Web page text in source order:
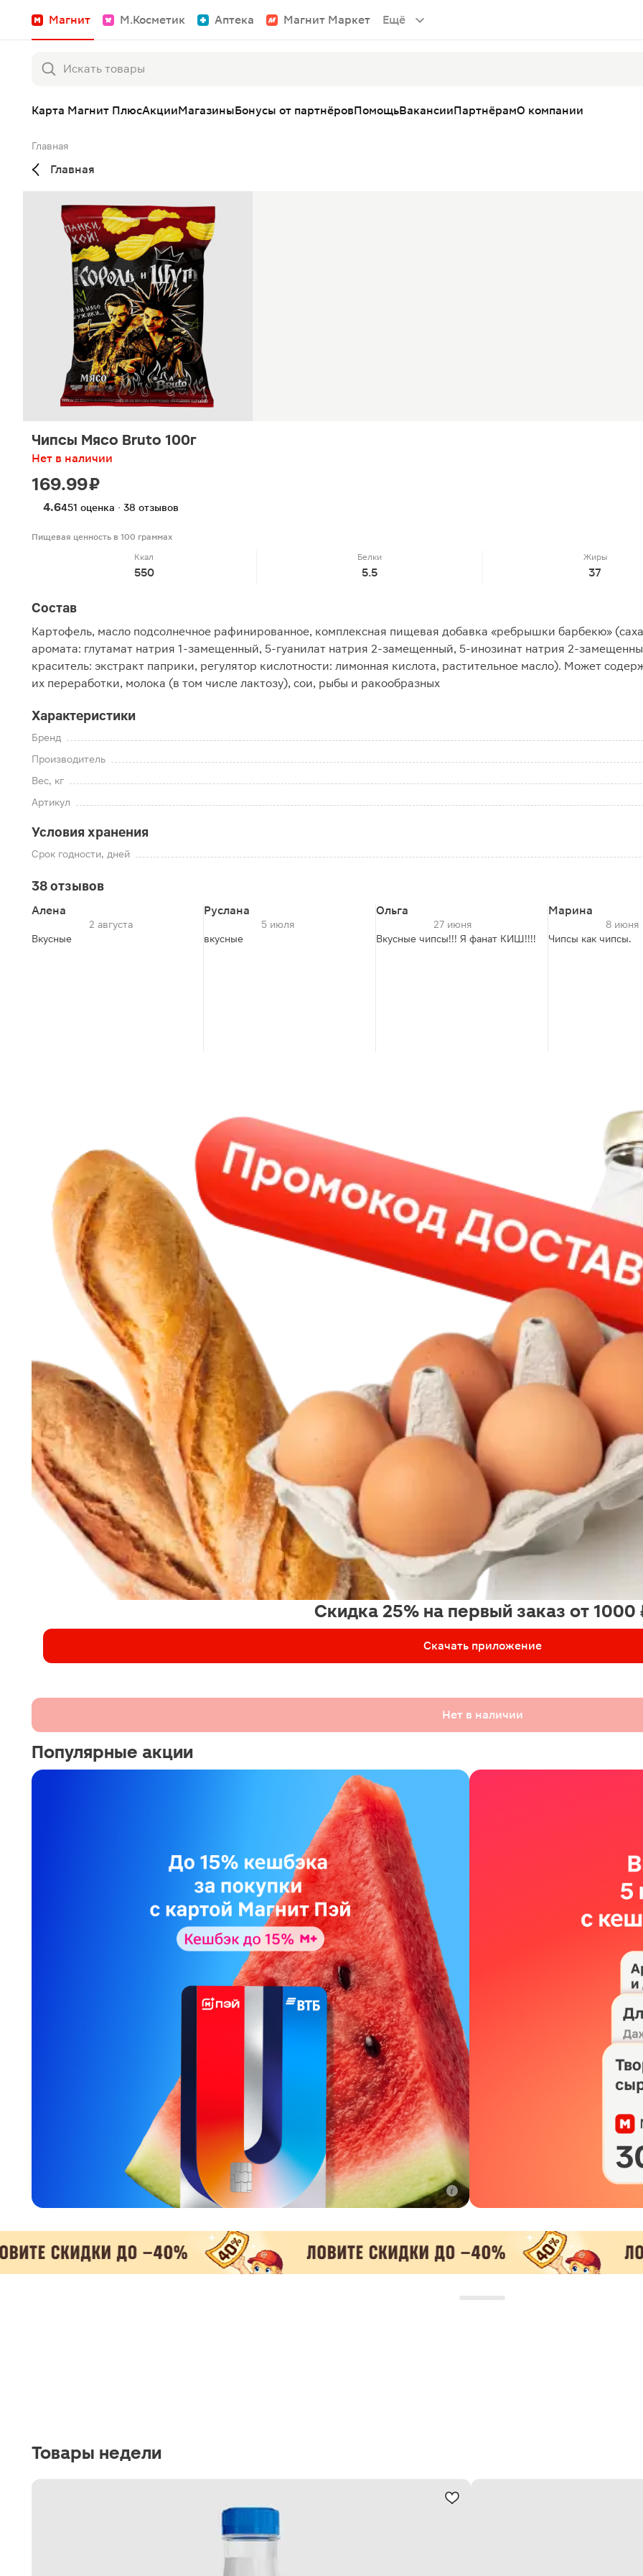
Магнит М.Косметик Аптека Магнит Маркет Ещё
Карта Магнит ПлюсАкцииМагазиныБонусы от партнёровПомощьВакансииПартнёрамО компании
Главная
Главная
Чипсы Мясо Bruto 100г
Нет в наличии
169.99 ₽
4.6451 оценка · 38 отзывов
Пищевая ценность в 100 граммах
Ккал
550
Белки
5.5
Жиры
37
Состав
Картофель, масло подсолнечное рафинированное, комплексная пищевая добавка «ребрышки барбекю»
аромата: глутамат натрия 1-замещенный, 5-гуанилат натрия 2-замещенный, 5-инозинат натрия 2-
краситель: экстракт паприки, регулятор кислотности: лимонная кислота, растительное масло). Может
их переработки, молока (в том числе лактозу), сои, рыбы и ракообразных
Характеристики
Бренд
Производитель
Вес, кг
Артикул
Условия хранения
Срок годности, дней
38 отзывов
Алена
2 августа
Вкусные
Руслана
5 июля
вкусные
Ольга
27 июня
Вкусные чипсы!!! Я фанат КИШ!!!!
Марина
8 июня
Чипсы как чипсы.
Скидка 25% на первый заказ от 1000
Скачать приложение
Нет в наличии
Популярные акции
Товары недели